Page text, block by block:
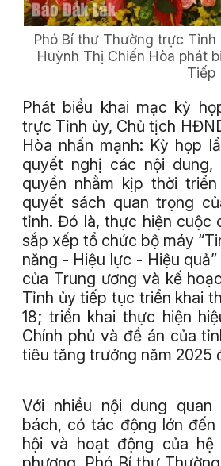
Phó Bí thư Thường trực
Huỳnh Thị Chiến Hòa phát
Tiếp
Phát biểu khai mạc kỳ
trực Tỉnh ủy, Chủ tịch
Hòa nhấn mạnh: Kỳ họp
quyết nghị các nội
quyền nhằm kịp thời
quyết sách quan trọng
tỉnh. Đó là, thực hiện cuộc
sắp xếp tổ chức bộ máy
năng - Hiệu lực - Hiệu
của Trung ương và kế
Tỉnh ủy tiếp tục triển khai
18; triển khai thực hiện
Chính phủ và đề án của
tiêu tăng trưởng năm 2025
Với nhiều nội dung
bách, có tác động lớn
hội và hoạt động của